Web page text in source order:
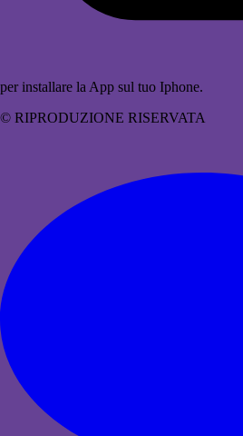
per installare la App sul tuo Iphone.
© RIPRODUZIONE RISERVATA